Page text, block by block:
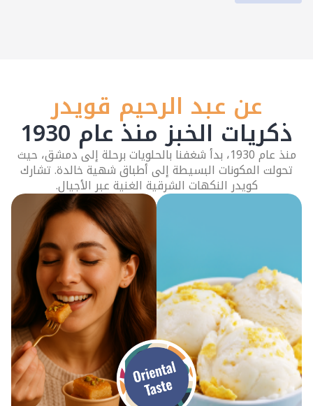
عن عبد الرحيم قويدر
ذكريات الخبز منذ عام 1930
منذ عام 1930، بدأ شغفنا بالحلويات برحلة إلى دمشق، حيث
تحولت المكونات البسيطة إلى أطباق شهية خالدة. تشارك
كويدر النكهات الشرقية الغنية عبر الأجيال.